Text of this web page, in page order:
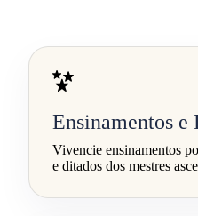
Ensinamentos e
Vivencie ensinamentos
e ditados dos mestres